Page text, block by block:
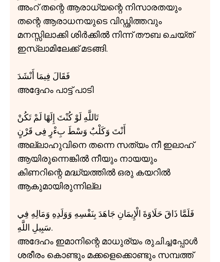
അംറ് തന്റെ ആരാധ്യന്റെ നിസാരതയും
തന്റെ ആരാധനയുടെ വിഡ്ഢിത്തവും
മനസ്സിലാക്കി ശിർക്കിൽ നിന്ന് തൗബ ചെയ്ത്
ഇസ്ലാമിലേക്ക് മടങ്ങി.
فَقَالَ فِيمَا أَنْشَدَ
അദ്ദേഹം പാട്ട് പാടി
تَاللَّهِ لَوْ كُنْتَ إِلَهًا لَمْ تَكُنْ
أَنْتَ وَكَلْبٌ وَسْطَ بِءْرٍ فِی قَرْنٍ
അല്ലാഹുവിനെ തന്നെ സത്യം നീ ഇലാഹ്
ആയിരുന്നെങ്കിൽ നീയും നായയും
കിണറിന്റെ മദ്ധ്യത്തിൽ ഒരു കയറിൽ
ആകുമായിരുന്നില്ല
فَلَمَّا ذَاقَ حَلَاوَةَ الْإِيمَانِ جَاهَدَ بِنَفْسِهِ وَوَلَدِهِ وَمَالِهِ فِي
سَبِيلِ اللَّهِ.
അദേഹം ഇമാനിന്റെ മാധുര്യം രുചിച്ചപ്പോൾ
ശരീരം കൊണ്ടും മക്കളെക്കൊണ്ടും സമ്പത്ത്